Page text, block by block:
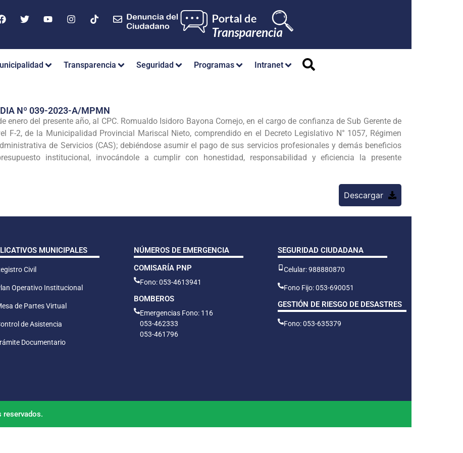
Transparencia Seguridad Programas Intranet
Nº 039-2023-A/MPMN
enero del presente año, al CPC. Romualdo Isidoro Bayona Cornejo, en el cargo de confianza de Sub Gerente de
F-2, de la Municipalidad Provincial Mariscal Nieto, comprendido en el Decreto Legislativo N° 1057, Régimen
de Servicios (CAS); debiéndose asumir el pago de sus servicios profesionales y demás beneficios
institucional, invocándole a cumplir con honestidad, responsabilidad y eficiencia la presente
Descargar
MUNICIPALES
Civil
Operativo Institucional
de Partes Virtual
de Asistencia
Documentario
NÚMEROS DE EMERGENCIA
COMISARÍA PNP
Fono: 053-4613941
BOMBEROS
Emergencias Fono: 116
053-462333
053-461796
SEGURIDAD CIUDADANA
Celular: 988880870
Fono Fijo: 053-690051
GESTIÓN DE RIESGO DE DESASTRES
Fono: 053-635379